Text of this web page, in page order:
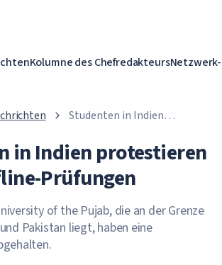
Kolumne des Chefredakteurs
Studenten in Indien
Prüfungen
in Indien protestieren
Prüfungen
of the Pujab, die an der Grenze
Pakistan liegt, haben eine